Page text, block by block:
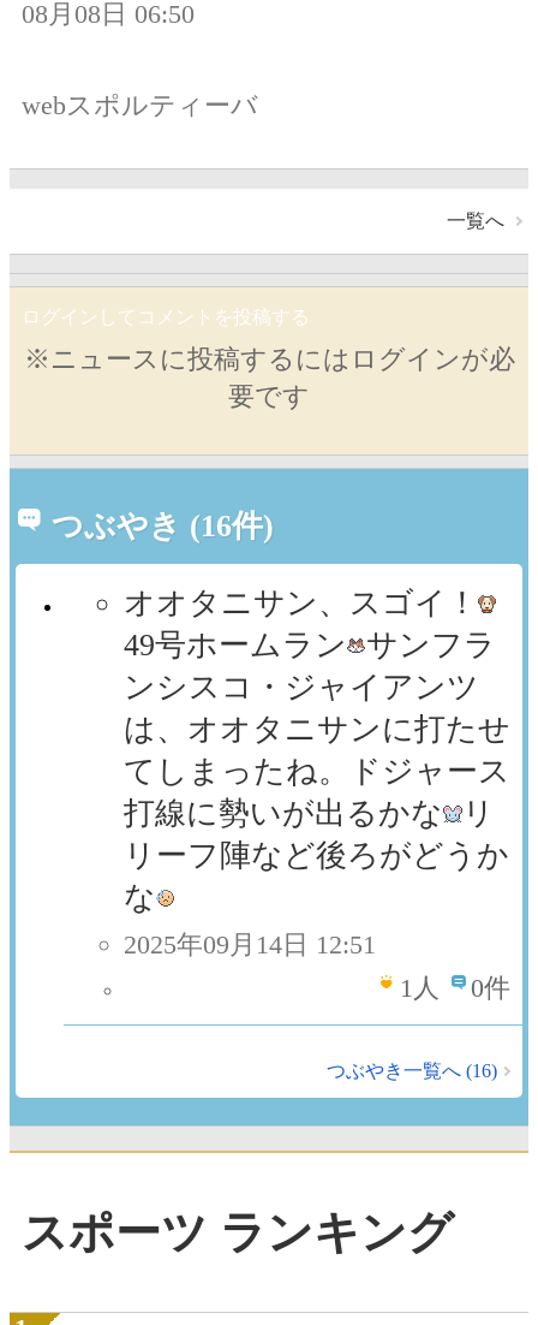
08月08日 06:50
webスポルティーバ
一覧へ
ログインしてコメントを投稿する
※ニュースに投稿するにはログインが必
要です
つぶやき (16件)
オオタニサン、スゴイ！
49号ホームラン
サンフラ
ンシスコ・ジャイアンツ
は、オオタニサンに打たせ
てしまったね。ドジャース
打線に勢いが出るかな
リ
リーフ陣など後ろがどうか
な
2025年09月14日 12:51
1 人 0件
つぶやき一覧へ (16)
スポーツ ランキング